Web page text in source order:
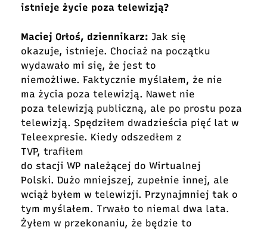
istnieje życie poza telewizją?
Maciej Orłoś, dziennikarz: Jak się
okazuje, istnieje. Chociaż na początku
wydawało mi się, że jest to
niemożliwe. Faktycznie myślałem, że nie
ma życia poza telewizją. Nawet nie
poza telewizją publiczną, ale po prostu poza
telewizją. Spędziłem dwadzieścia pięć lat w
Teleexpresie. Kiedy odszedłem z
TVP, trafiłem
do stacji WP należącej do Wirtualnej
Polski. Dużo mniejszej, zupełnie innej, ale
wciąż byłem w telewizji. Przynajmniej tak o
tym myślałem. Trwało to niemal dwa lata.
Żyłem w przekonaniu, że będzie to